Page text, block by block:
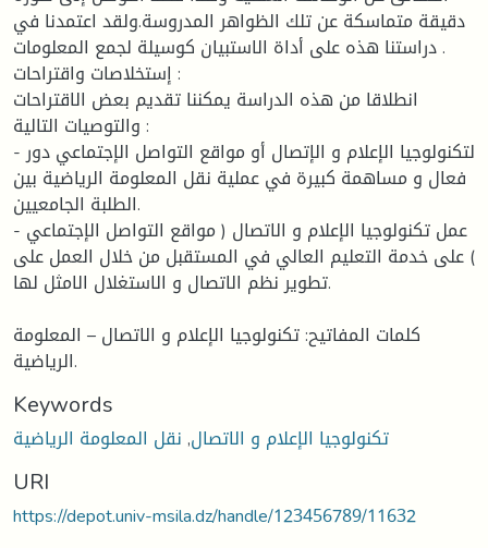
دقيقة متماسكة عن تلك الظواهر المدروسة.ولقد اعتمدنا في
دراستنا هذه على أداة الاستبيان كوسيلة لجمع المعلومات .
إستخلاصات واقتراحات :
انطلاقا من هذه الدراسة يمكننا تقديم بعض الاقتراحات
والتوصيات التالية :
- لتكنولوجيا الإعلام و الإتصال أو مواقع التواصل الإجتماعي دور
فعال و مساهمة كبيرة في عملية نقل المعلومة الرياضية بين
الطلبة الجامعيين.
- عمل تكنولوجيا الإعلام و الاتصال ( مواقع التواصل الإجتماعي
) على خدمة التعليم العالي في المستقبل من خلال العمل على
تطوير نظم الاتصال و الاستغلال الامثل لها.
كلمات المفاتيح: تكنولوجيا الإعلام و الاتصال – المعلومة
الرياضية.
Keywords
تكنولوجيا الإعلام و الاتصال,نقل المعلومة الرياضية
URI
https://depot.univ-msila.dz/handle/123456789/11632